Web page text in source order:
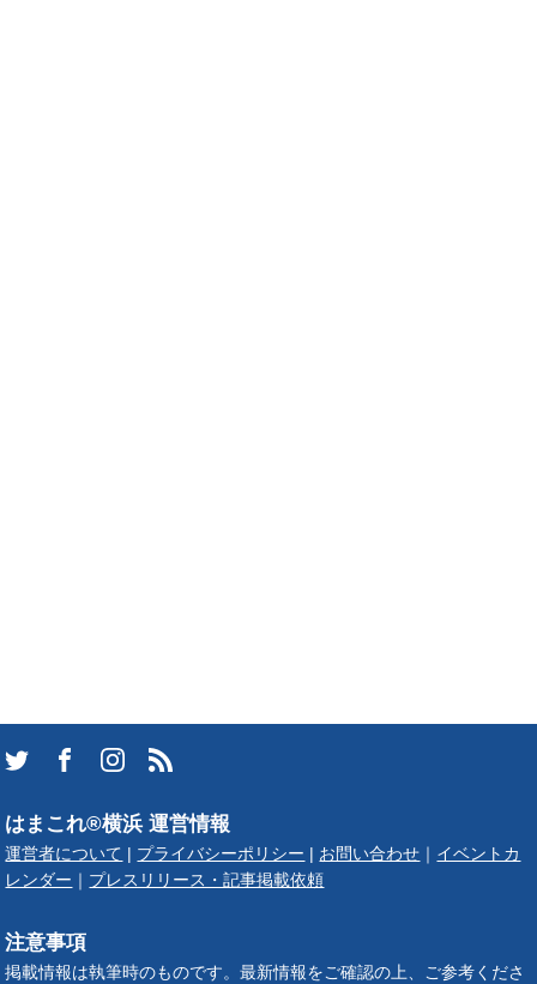
はまこれ®横浜 運営情報
運営者について プライバシーポリシー お問い合わせ
イベントカ
レンダー
プレスリリース・記事掲載依頼
注意事項
掲載情報は執筆時のものです。最新情報をご確認の上、ご参考くださ